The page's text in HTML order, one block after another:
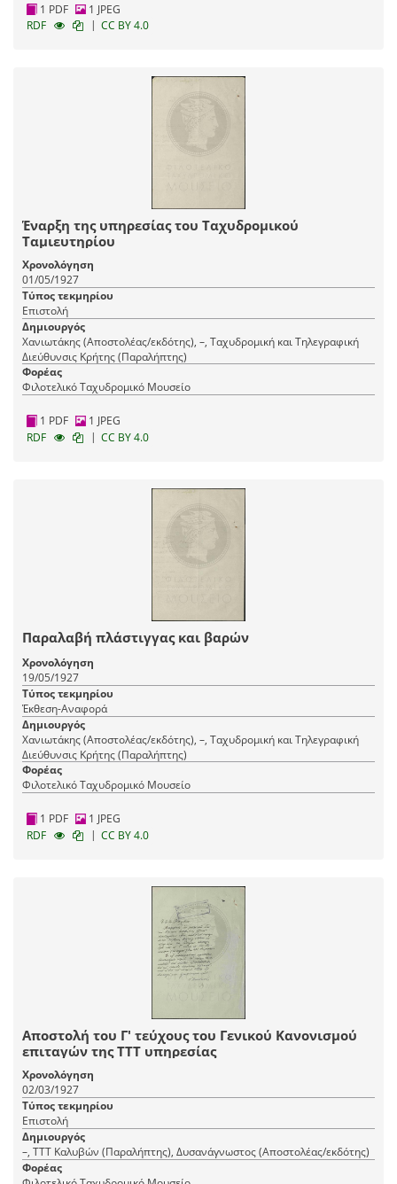
1 PDF
1 JPEG
RDF
| CC BY 4.0
Έναρξη της υπηρεσίας του Ταχυδρομικού
Ταμιευτηρίου
Χρονολόγηση
01/05/1927
Τύπος τεκμηρίου
Επιστολή
Δημιουργός
Χανιωτάκης (Αποστολέας/εκδότης), –, Ταχυδρομική και Τηλεγραφική
Διεύθυνσις Κρήτης (Παραλήπτης)
Φορέας
Φιλοτελικό Ταχυδρομικό Μουσείο
1 PDF
1 JPEG
RDF
| CC BY 4.0
Παραλαβή πλάστιγγας και βαρών
Χρονολόγηση
19/05/1927
Τύπος τεκμηρίου
Έκθεση-Αναφορά
Δημιουργός
Χανιωτάκης (Αποστολέας/εκδότης), –, Ταχυδρομική και Τηλεγραφική
Διεύθυνσις Κρήτης (Παραλήπτης)
Φορέας
Φιλοτελικό Ταχυδρομικό Μουσείο
1 PDF
1 JPEG
RDF
| CC BY 4.0
Αποστολή του Γ' τεύχους του Γενικού Κανονισμού
επιταγών της ΤΤΤ υπηρεσίας
Χρονολόγηση
02/03/1927
Τύπος τεκμηρίου
Επιστολή
Δημιουργός
–, ΤΤΤ Καλυβών (Παραλήπτης), Δυσανάγνωστος (Αποστολέας/εκδότης)
Φορέας